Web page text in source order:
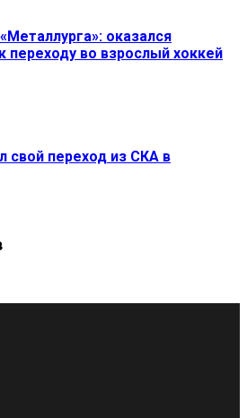
оказался
переходу во взрослый хоккей
свой переход из СКА в